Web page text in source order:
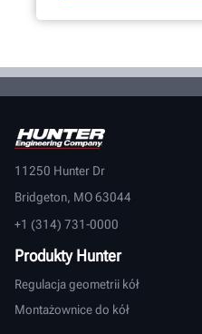
11250 Hunter Dr
Bridgeton, MO 63044
+1 (314) 731-0000
Produkty Hunter
Regulacja geometrii kół
Montażownice do kół